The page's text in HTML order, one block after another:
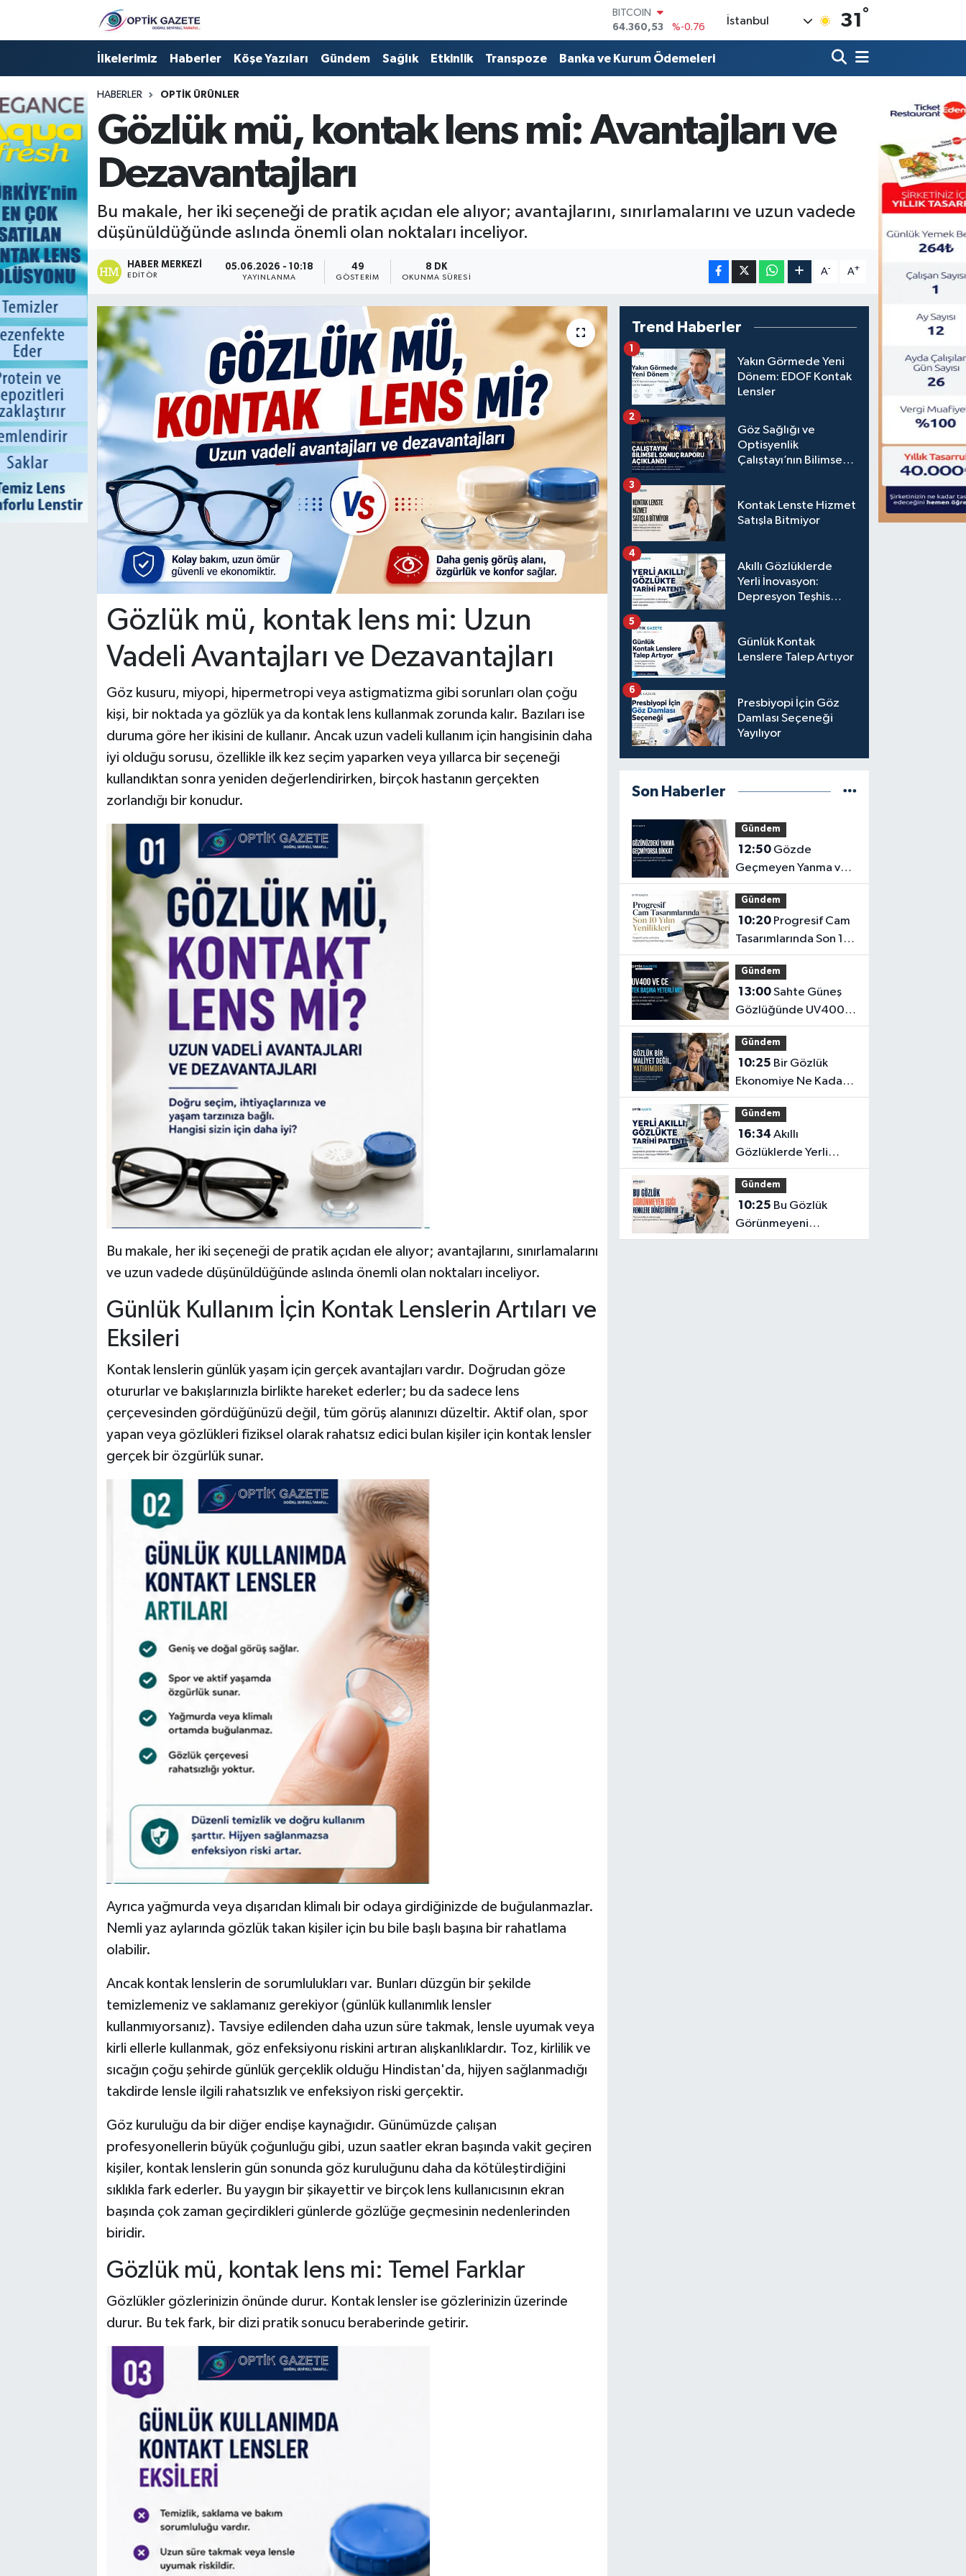
DOLAR
47,7069
%0.17
EURO
55,0265
%0.01
BİST100
13.887
%64
İstanbul 31 °
İlkelerimiz Haberler Köşe Yazıları Gündem Sağlık Etkinlik Transpoze Banka ve Kurum Ödemeleri
HABERLER OPTIK ÜRÜNLER
Gözlük mü, kontak lens mi: Avantajları ve
Dezavantajları
Bu makale, her iki seçeneği de pratik açıdan ele alıyor; avantajlarını, sınırlamalarını ve uzun vadede
düşünüldüğünde aslında önemli olan noktaları inceliyor.
HABER MERKEZI
EDITÖR
05.06.2026 - 10:18
YAYINLANMA
49
GÖSTERIM
8 DK
OKUNMA SÜRESI
A- A+
Gözlük mü, kontak lens mi: Uzun
Vadeli Avantajları ve Dezavantajları
Göz kusuru, miyopi, hipermetropi veya astigmatizma gibi sorunları olan çoğu
kişi, bir noktada ya gözlük ya da kontak lens kullanmak zorunda kalır. Bazıları ise
duruma göre her ikisini de kullanır. Ancak uzun vadeli kullanım için hangisinin daha
iyi olduğu sorusu, özellikle ilk kez seçim yaparken veya yıllarca bir seçeneği
kullandıktan sonra yeniden değerlendirirken, birçok hastanın gerçekten
zorlandığı bir konudur.
Bu makale, her iki seçeneği de pratik açıdan ele alıyor; avantajlarını, sınırlamalarını
ve uzun vadede düşünüldüğünde aslında önemli olan noktaları inceliyor.
Günlük Kullanım İçin Kontak Lenslerin Artıları ve
Eksileri
Kontak lenslerin günlük yaşam için gerçek avantajları vardır. Doğrudan göze
otururlar ve bakışlarınızla birlikte hareket ederler; bu da sadece lens
çerçevesinden gördüğünüzü değil, tüm görüş alanınızı düzeltir. Aktif olan, spor
yapan veya gözlükleri fiziksel olarak rahatsız edici bulan kişiler için kontak lensler
gerçek bir özgürlük sunar.
Ayrıca yağmurda veya dışarıdan klimalı bir odaya girdiğinizde de buğulanmazlar.
Nemli yaz aylarında gözlük takan kişiler için bu bile başlı başına bir rahatlama
olabilir.
Ancak kontak lenslerin de sorumlulukları var. Bunları düzgün bir şekilde
temizlemeniz ve saklamanız gerekiyor (günlük kullanımlık lensler
kullanmıyorsanız). Tavsiye edilenden daha uzun süre takmak, lensle uyumak veya
kirli ellerle kullanmak, göz enfeksiyonu riskini artıran alışkanlıklardır. Toz, kirlilik ve
sıcağın çoğu şehirde günlük gerçeklik olduğu Hindistan'da, hijyen sağlanmadığı
takdirde lensle ilgili rahatsızlık ve enfeksiyon riski gerçektir.
Göz kuruluğu da bir diğer endişe kaynağıdır. Günümüzde çalışan
profesyonellerin büyük çoğunluğu gibi, uzun saatler ekran başında vakit geçiren
kişiler, kontak lenslerin gün sonunda göz kuruluğunu daha da kötüleştirdiğini
sıklıkla fark ederler. Bu yaygın bir şikayettir ve birçok lens kullanıcısının ekran
başında çok zaman geçirdikleri günlerde gözlüğe geçmesinin nedenlerinden
biridir.
Gözlük mü, kontak lens mi: Temel Farklar
Gözlükler gözlerinizin önünde durur. Kontak lensler ise gözlerinizin üzerinde
durur. Bu tek fark, bir dizi pratik sonucu beraberinde getirir.
Trend Haberler
Yakın Görmede Yeni
Dönem: EDOF Kontak
Lensler
1
Göz Sağlığı ve
Optisyenlik
Çalıştayı’nın Bilimsel
2
Kontak Lenste Hizmet
Satışla Bitmiyor
3
Akıllı Gözlüklerde
Yerli İnovasyon:
Depresyon Teşhis
4
Günlük Kontak
Lenslere Talep Artıyor
5
Presbiyopi İçin Göz
Damlası Seçeneği
Yayılıyor
6
Son Haberler
Gündem
12:50
Geçmeyen Yanma ve
Işık Hassasiyeti Hafife
Alınmamalı
Gündem
10:20
Tasarımlarında Son 10
Yılın Yenilikleri
Gündem
13:00Sahte Güneş
Gözlüğünde UV400
ve CE İbaresi Tek
Başına Yeterli mi?
Gündem
10:25
Ekonomiye Ne Kadar
Katkı Sağlayabilir?
Gündem
16:34 Akıllı
Gözlüklerde Yerli
İnovasyon: Depresyon
Teşhis Eden Gözlüğe
Türkpatent Onayı
Gündem
10:25
Görünmeyeni
Görüntüye
Nöbetçi Eczaneler
Hava Durumu
İstanbul Namaz Vakitleri
Trafik Durumu
Süper Lig Puan Durumu ve Fikstür
Tüm Manşetler
Son Dakika Haberleri
Haber Arşivi